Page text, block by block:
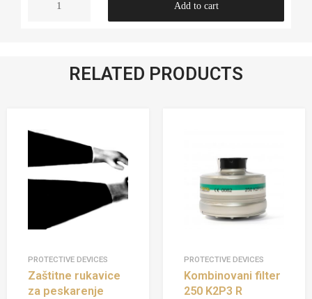
Add to cart
RELATED PRODUCTS
PROTECTIVE DEVICES
Zaštitne rukavice
za peskarenje
PROTECTIVE DEVICES
Kombinovani filter
250 K2P3 R